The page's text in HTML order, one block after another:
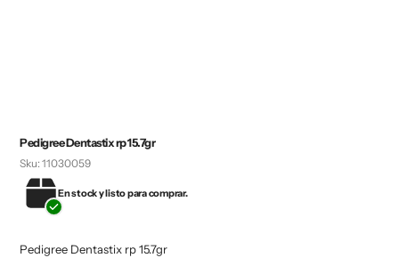
Pedigree Dentastix rp 15.7gr
Sku: 11030059
En stock y listo para comprar.
Pedigree Dentastix rp 15.7gr